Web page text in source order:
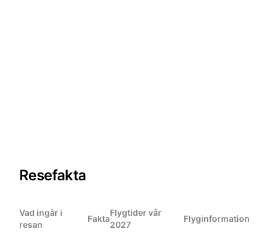
Resefakta
Vad ingår i
resan
Fakta
Flygtider vår
2027
Flyginformation